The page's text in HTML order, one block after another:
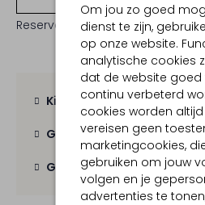
Om jou zo goed
dienst te zijn,
op onze website.
analytische cookies
dat de website goed
continu verbeterd
cookies worden
vereisen geen
marketingcookies,
gebruiken om jouw
volgen en je
advertenties te
Reserveer direct in een van
Kies zelf je bezorgmoment
Gratis verzendingvanaf €
Gratis retourbinnen 30